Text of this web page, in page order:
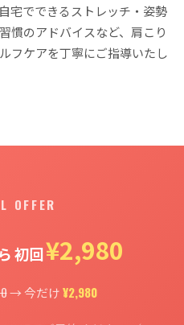
宅でできるストレッチ・姿勢
慣のアドバイスなど、肩こり
フケアを丁寧にご指導いたし
OFFER
初回¥2,980
→ 今だけ¥2,980